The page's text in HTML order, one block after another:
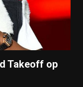
Takeoff op